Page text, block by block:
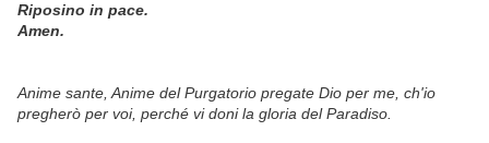
Riposino in pace.
Amen.
Anime sante, Anime del Purgatorio pregate Dio per me, ch'io
pregherò per voi, perché vi doni la gloria del Paradiso.